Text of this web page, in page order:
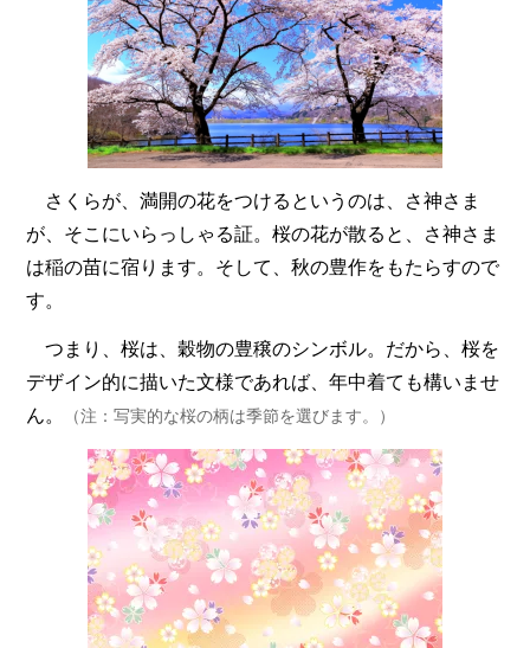
さくらが、満開の花をつけるというのは、さ神さま
が、そこにいらっしゃる証。桜の花が散ると、さ神さま
は稲の苗に宿ります。そして、秋の豊作をもたらすので
す。
つまり、桜は、穀物の豊穣のシンボル。だから、桜を
デザイン的に描いた文様であれば、年中着ても構いませ
ん。
（注：写実的な桜の柄は季節を選びます。）